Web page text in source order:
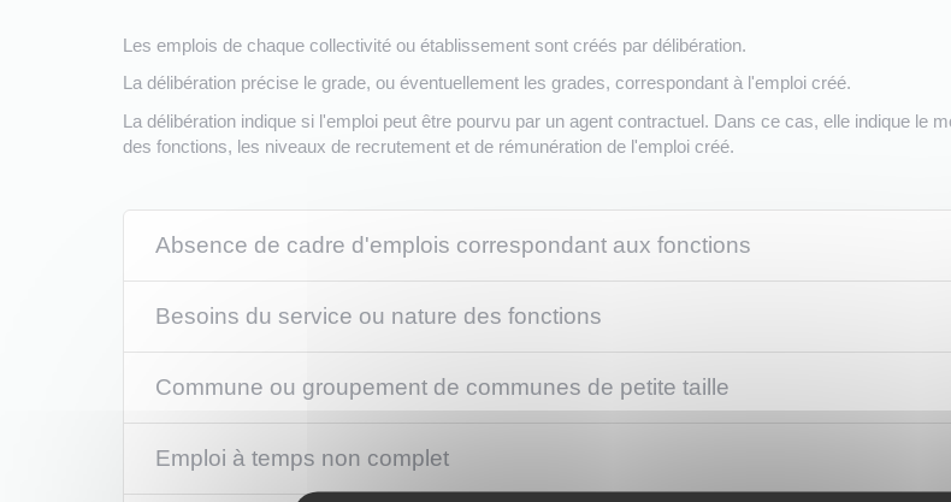
Les emplois de chaque collectivité ou établissement sont créés par délibération.
La délibération précise le grade, ou éventuellement les grades, correspondant à l'emploi créé.
La délibération indique si l'emploi peut être pourvu par un agent contractuel. Dans ce cas, elle indique le
des fonctions, les niveaux de recrutement et de rémunération de l'emploi créé.
Absence de cadre d'emplois correspondant aux fonctions
Besoins du service ou nature des fonctions
Commune ou groupement de communes de petite taille
Emploi à temps non complet